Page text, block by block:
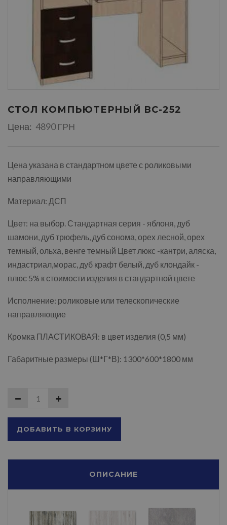
СТОЛ КОМПЬЮТЕРНЫЙ ВС-252
Цена: 4890 ГРН
Цена указана в стандартном цвете с роликовыми
направляющими
Материал: ДСП
Цвет: на выбор. Стандартная серия - яблоня, дуб
шамони, дуб трюфель, дуб сонома, орех лесной, орех
темный, ольха, венге темный Цвет люкс -кантри, аляска,
индастриал,морас, дуб крафт белый, дуб клондайк -
плюс 5% к стоимости изделия в стандартной цвете
Исполнение: роликовые или телескопические
направляющие
Кромка ПЛАСТИКОВАЯ: в цвет изделия (0,5 мм)
Габаритные размеры (Ш*Г*В): 1300*600*1800 мм
ДОБАВИТЬ В КОРЗИНУ
ОПИСАНИЕ